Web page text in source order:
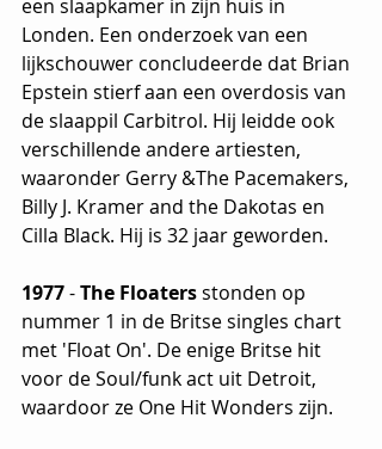
een slaapkamer in zijn huis in
Londen. Een onderzoek van een
lijkschouwer concludeerde dat Brian
Epstein stierf aan een overdosis van
de slaappil Carbitrol. Hij leidde ook
verschillende andere artiesten,
waaronder Gerry &The Pacemakers,
Billy J. Kramer and the Dakotas en
Cilla Black. Hij is 32 jaar geworden.
1977 - The Floaters stonden op
nummer 1 in de Britse singles chart
met 'Float On'. De enige Britse hit
voor de Soul/funk act uit Detroit,
waardoor ze One Hit Wonders zijn.